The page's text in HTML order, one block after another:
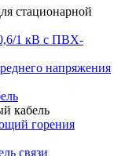
стационарной
1 кВ с ПВХ-
напряжения
кабель
горения
связи